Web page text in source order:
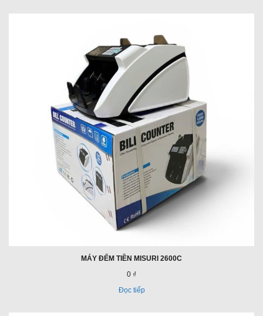
MÁY ĐẾM TIỀN MISURI 2600C
0 ₫
Đọc tiếp